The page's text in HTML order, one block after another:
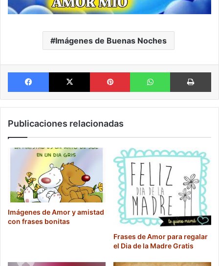
Imágenes de Buenas Noches
Facebook X Pinterest WhatsApp
Publicaciones relacionadas
Imágenes de Amor y amistad
con frases bonitas
Frases de Amor para regalar
el Dia de la Madre Gratis